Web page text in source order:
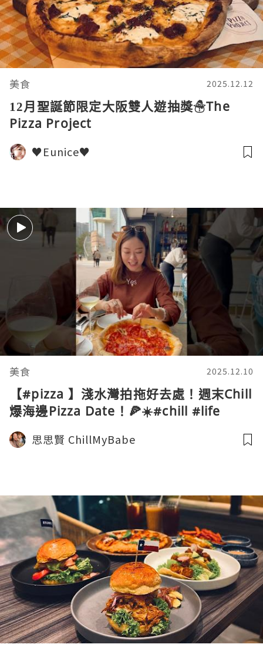
美食 2025.12.12
12月聖誕節限定大阪雙人遊抽獎☃The
Pizza Project
♥Eunice♥
美食 2025.12.10
【#pizza 】淺水灣拍拖好去處！週末Chill
爆海邊Pizza Date！🍕☀️#chill #life
#dating #couples #shortsfood
思思賢 ChillMyBabe